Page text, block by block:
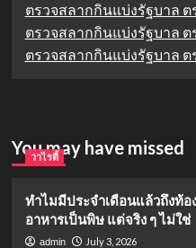
ตรวจสลากกินแบ่งรัฐบาล
ตรวจสลากกินแบ่งรัฐบาล
ตรวจสลากกินแบ่งรัฐบาล
You may have missed
วาไรตี้
ทำไมมีประจำเดือนแล้วถึงท้อ
อาหารเป็นพิษ แต่จริง ๆ ไม่ใช่
admin
July 3, 2026